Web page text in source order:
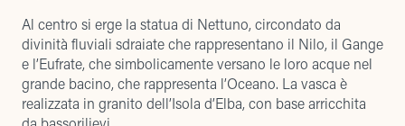
Al centro si erge la statua di Nettuno, circondato da
divinità fluviali sdraiate che rappresentano il Nilo, il Gange
e l’Eufrate, che simbolicamente versano le loro acque nel
grande bacino, che rappresenta l’Oceano. La vasca è
realizzata in granito dell’Isola d’Elba, con base arricchita